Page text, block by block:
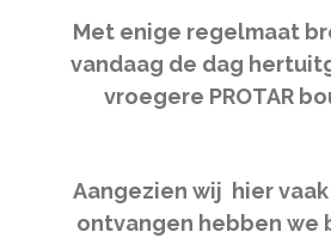
Met enige regelmaat
vandaag de dag
vroegere PROTAR
Aangezien wij hier
ontvangen hebben we